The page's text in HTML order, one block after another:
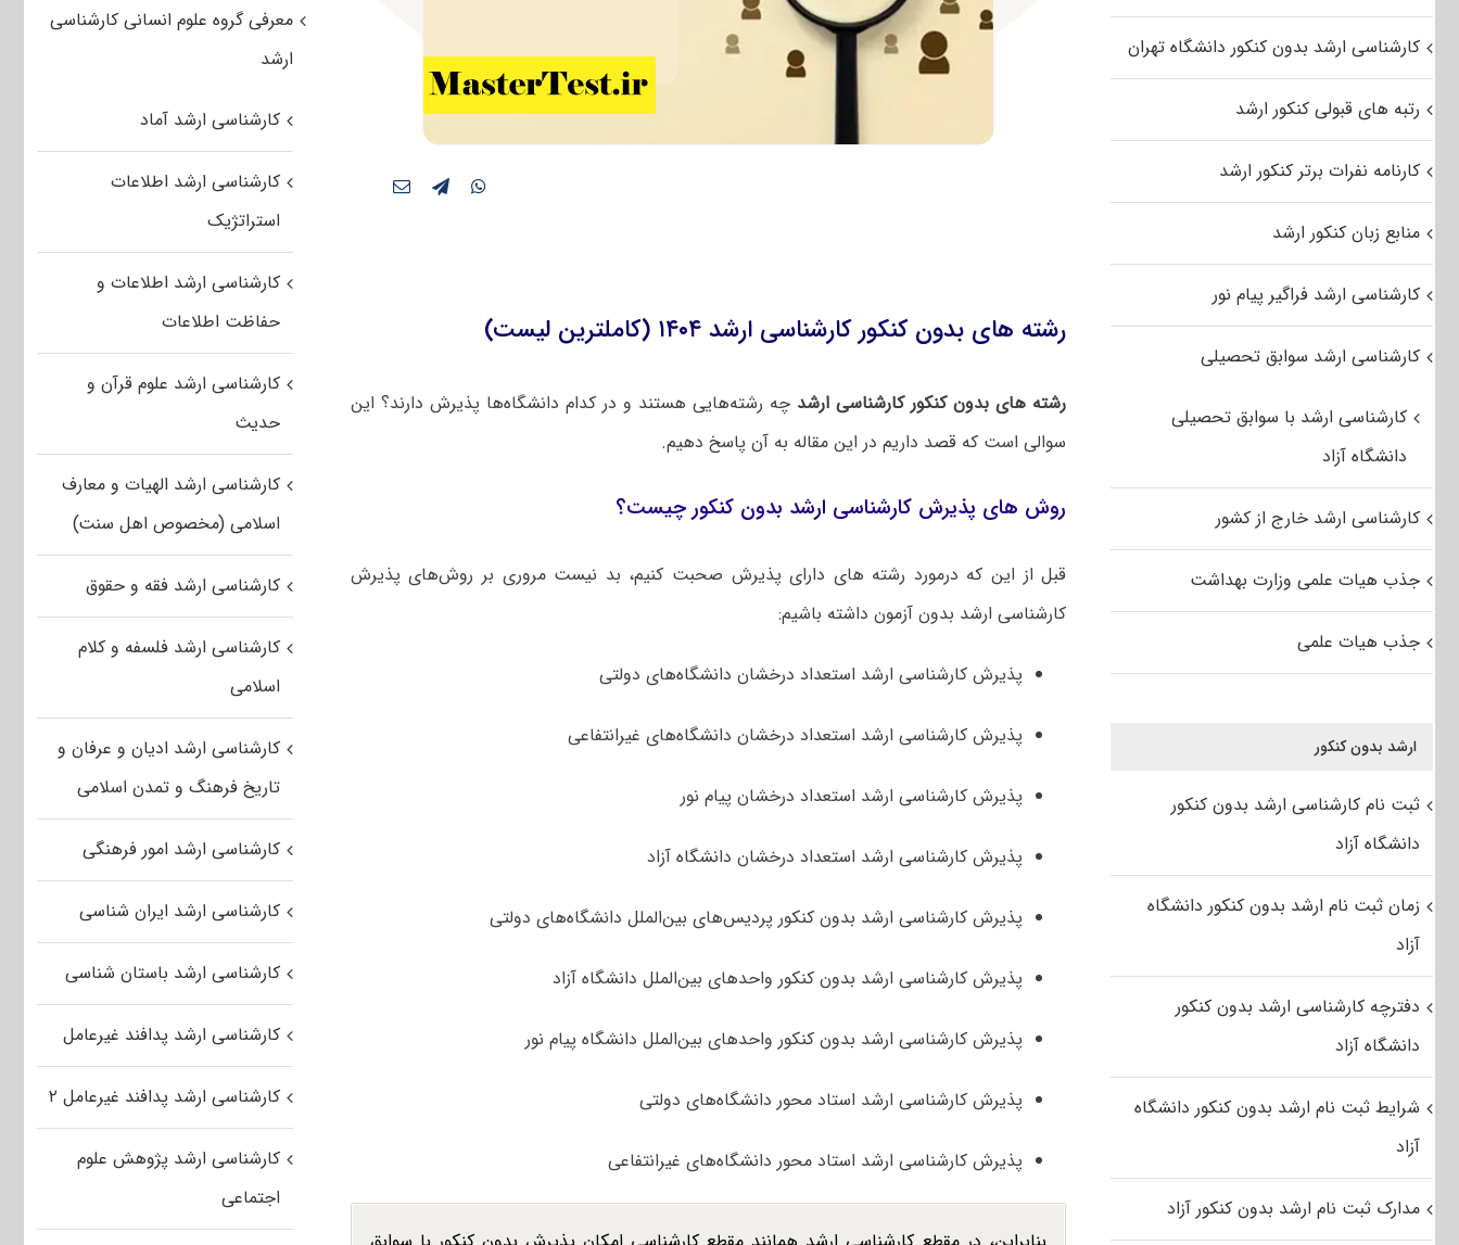
رشته های بدون کنکور کارشناسی ارشد ۱۴۰۴ (کاملترین لیست)
رشته‌ های بدون کنکور کارشناسی ارشد چه رشته‌هایی هستند و در کدام دانشگاه‌ها پذیرش دارند؟ این
سوالی است که قصد داریم در این مقاله به آن پاسخ دهیم.
روش های پذیرش کارشناسی ارشد بدون کنکور چیست؟
قبل از این که درمورد رشته های دارای پذیرش صحبت کنیم، بد نیست مروری بر روش‌های پذیرش
کارشناسی ارشد بدون آزمون داشته باشیم:
پذیرش کارشناسی ارشد استعداد درخشان دانشگاه‌های دولتی
پذیرش کارشناسی ارشد استعداد درخشان دانشگاه‌های غیرانتفاعی
پذیرش کارشناسی ارشد استعداد درخشان پیام نور
پذیرش کارشناسی ارشد استعداد درخشان دانشگاه آزاد
پذیرش کارشناسی ارشد بدون کنکور پردیس‌های بین‌الملل دانشگاه‌های دولتی
پذیرش کارشناسی ارشد بدون کنکور واحدهای بین‌الملل دانشگاه آزاد
پذیرش کارشناسی ارشد بدون کنکور واحدهای بین‌الملل دانشگاه پیام نور
پذیرش کارشناسی ارشد استاد محور دانشگاه‌های دولتی
پذیرش کارشناسی ارشد استاد محور دانشگاه‌های غیرانتفاعی
معرفی گروه علوم انسانی کارشناسی
ارشد
کارشناسی ارشد آماد
کارشناسی ارشد اطلاعات
استراتژیک
کارشناسی ارشد اطلاعات و
حفاظت اطلاعات
کارشناسی ارشد علوم قرآن و
حدیث
کارشناسی ارشد الهیات و معارف
اسلامی (مخصوص اهل سنت)
کارشناسی ارشد فقه و حقوق
کارشناسی ارشد فلسفه و کلام
اسلامی
کارشناسی ارشد ادیان و عرفان و
تاریخ فرهنگ و تمدن اسلامی
کارشناسی ارشد امور فرهنگی
کارشناسی ارشد ایران شناسی
کارشناسی ارشد باستان شناسی
کارشناسی ارشد پدافند غیرعامل
کارشناسی ارشد پدافند غیرعامل ۲
کارشناسی ارشد پژوهش علوم
اجتماعی
کارشناسی ارشد بدون کنکور دانشگاه تهران
رتبه های قبولی کنکور ارشد
کارنامه نفرات برتر کنکور ارشد
منابع زبان کنکور ارشد
کارشناسی ارشد فراگیر پیام نور
کارشناسی ارشد سوابق تحصیلی
کارشناسی ارشد با سوابق تحصیلی
دانشگاه آزاد
کارشناسی ارشد خارج از کشور
جذب هیات علمی وزارت بهداشت
جذب هیات علمی
ارشد بدون کنکور
ثبت نام کارشناسی ارشد بدون کنکور
دانشگاه آزاد
زمان ثبت نام ارشد بدون کنکور دانشگاه
آزاد
دفترچه کارشناسی ارشد بدون کنکور
دانشگاه آزاد
شرایط ثبت نام ارشد بدون کنکور دانشگاه
آزاد
مدارک ثبت نام ارشد بدون کنکور آزاد